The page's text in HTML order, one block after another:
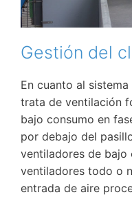
Gestión del
En cuanto al
trata de ventilación
bajo consumo en
por debajo del
ventiladores de bajo
ventiladores todo o
entrada de aire